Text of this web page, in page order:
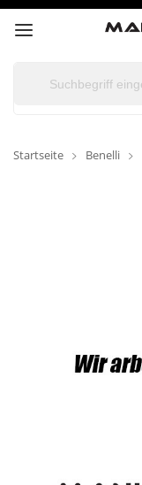
Startseite Benelli